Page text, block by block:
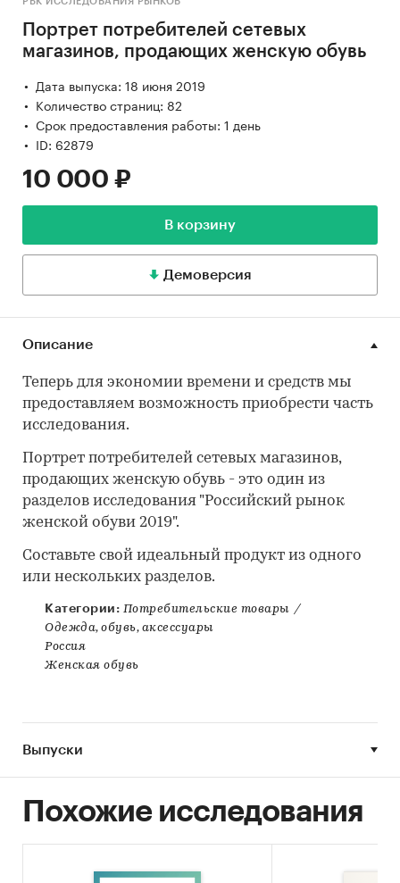
Портрет потребителей сетевых
магазинов, продающих женскую обувь
Дата выпуска: 18 июня 2019
Количество страниц: 82
Срок предоставления работы: 1 день
ID: 62879
10 000 ₽
В корзину
Демоверсия
Описание
Теперь для экономии времени и средств мы
предоставляем возможность приобрести часть
исследования.
Портрет потребителей сетевых магазинов,
продающих женскую обувь - это один из
разделов исследования "Российский рынок
женской обуви 2019".
Составьте свой идеальный продукт из одного
или нескольких разделов.
Категории: Потребительские товары /
Одежда, обувь, аксессуары
Россия
Женская обувь
Выпуски
Похожие исследования